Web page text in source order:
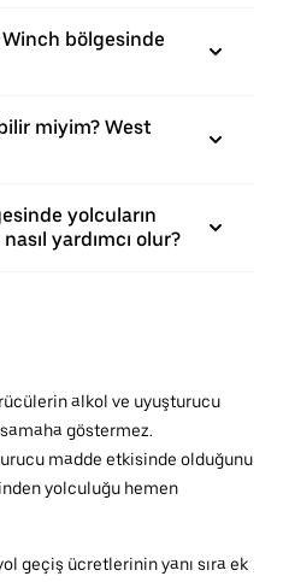
bölgesinde
miyim? West
yolcuların
yardımcı olur?
alkol ve uyuşturucu
göstermez.
madde etkisinde olduğunu
yolculuğu hemen
geçiş ücretlerinin yanı sıra ek